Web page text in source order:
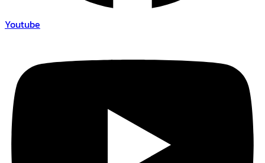
Youtube